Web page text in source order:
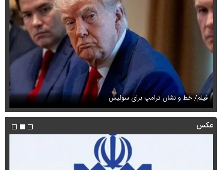
فیلم/ خط و نشان ترامپ برای سوئیس
عکس